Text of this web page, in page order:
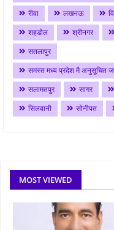
रीवा लखनऊ
शहडोल
श्रीनगर
सतलापुर
समस्त मध्य प्रदेश मै अनुसूचित
सलामतपुर
सागर
सिलवानी
सोनीपत
MOST VIEWED